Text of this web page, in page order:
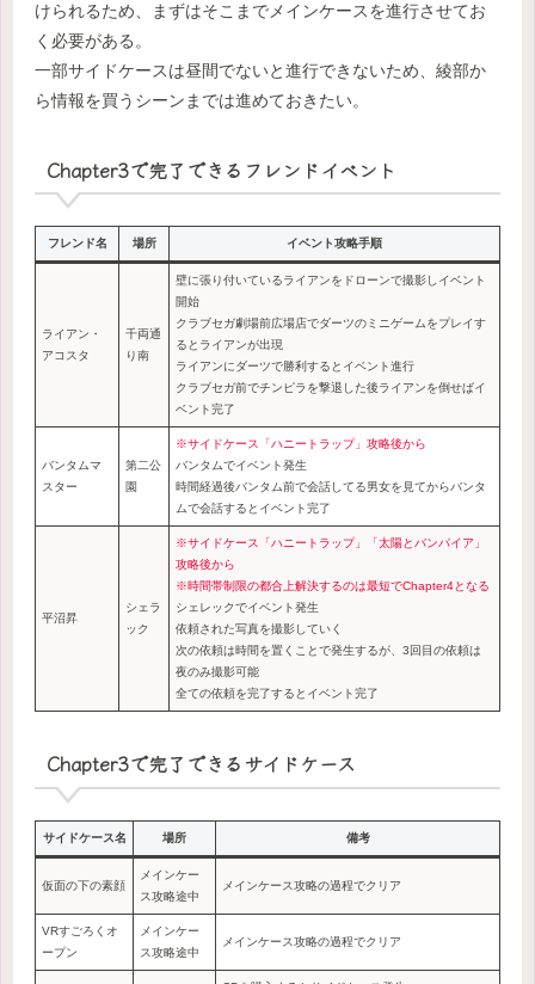
けられるため、まずはそこまでメインケースを進行させてお
く必要がある。
一部サイドケースは昼間でないと進行できないため、綾部か
ら情報を買うシーンまでは進めておきたい。
Chapter3で完了できるフレンドイベント
フレンド名 場所 イベント攻略手順
ライアン・
アコスタ
千両通
り南
壁に張り付いているライアンをドローンで撮影しイベント
開始
クラブセガ劇場前広場店でダーツのミニゲームをプレイす
るとライアンが出現
ライアンにダーツで勝利するとイベント進行
クラブセガ前でチンピラを撃退した後ライアンを倒せばイ
ベント完了
バンタムマ
スター
第二公
園
※サイドケース「ハニートラップ」攻略後から
バンタムでイベント発生
時間経過後バンタム前で会話してる男女を見てからバンタ
ムで会話するとイベント完了
平沼昇
シェラ
ック
※サイドケース「ハニートラップ」「太陽とバンパイア」
攻略後から
※時間帯制限の都合上解決するのは最短でChapter4となる
シェレックでイベント発生
依頼された写真を撮影していく
次の依頼は時間を置くことで発生するが、3回目の依頼は
夜のみ撮影可能
全ての依頼を完了するとイベント完了
Chapter3で完了できるサイドケース
サイドケース名 場所 備考
仮面の下の素顔
メインケー
ス攻略途中
メインケース攻略の過程でクリア
VRすごろくオ
ープン
メインケー
ス攻略途中
メインケース攻略の過程でクリア